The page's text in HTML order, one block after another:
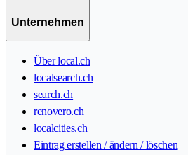
Unternehmen
Über local.ch
localsearch.ch
search.ch
renovero.ch
localcities.ch
Eintrag erstellen / ändern / löschen